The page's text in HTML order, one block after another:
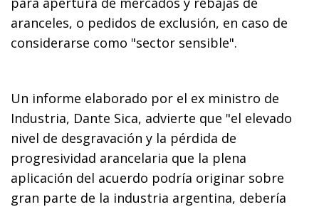
aranceles, o pedidos de exclusión, en caso de
considerarse como "sector sensible".
Un informe elaborado por el ex ministro de
Industria, Dante Sica, advierte que "el elevado
nivel de desgravación y la pérdida de
progresividad arancelaria que la plena
aplicación del acuerdo podría originar sobre
gran parte de la industria argentina, debería